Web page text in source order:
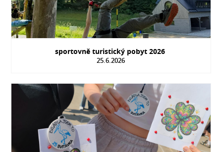
sportovně turistický pobyt 2026
25.6.2026